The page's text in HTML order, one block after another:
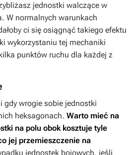
jednostki walczące w
W normalnych warunkach
ci się osiągnąć takiego efektu
wykorzystaniu tej mechaniki
punktów ruchu dla każdej z
gdy wrogie sobie jednostki
heksagonach. Warto mieć na
na polu obok kosztuje tyle
jej przemieszczenie na
jednostek bojowych, jeśli